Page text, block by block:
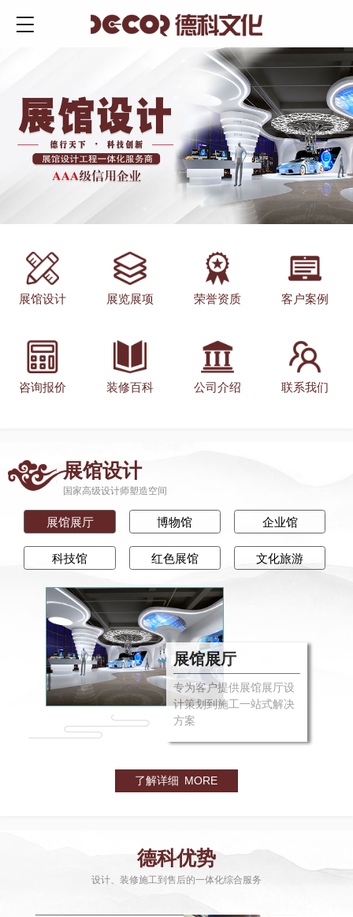
展馆设计 展览展项 荣誉资质 客户案例
咨询报价 装修百科 公司介绍 联系我们
展馆设计
国家高级设计师塑造空间
展馆展厅 博物馆 企业馆
科技馆 红色展馆 文化旅游
展馆展厅
专为客户提供展馆展厅设
计策划到施工一站式解决
方案
了解详细 MORE
德科优势
设计、装修施工到售后的一体化综合服务